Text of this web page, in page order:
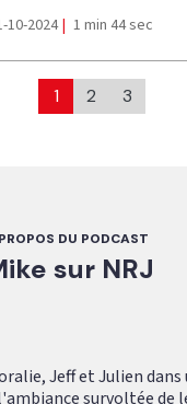
10-2024| 1 min 44 sec
1 2 3
DU PODCAST
sur NRJ
Jeff et Julien dans
survoltée de